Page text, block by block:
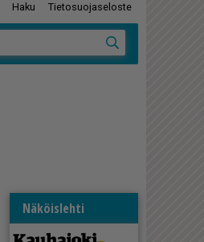
Haku Tietosuojaseloste
Näköislehti